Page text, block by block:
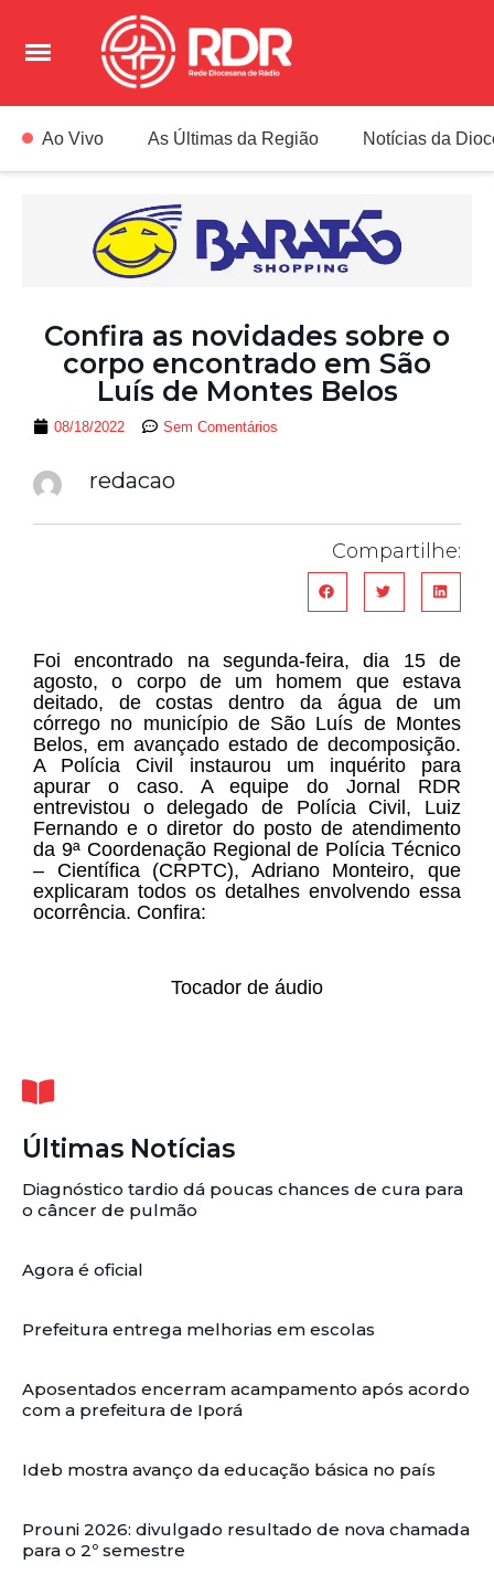
Ao Vivo As Últimas da Região Notícias da
Confira as novidades sobre o
corpo encontrado em São
Luís de Montes Belos
08/18/2022 Sem Comentários
redacao
Compartilhe:
Foi encontrado na segunda-feira, dia 15 de
agosto, o corpo de um homem que estava
deitado, de costas dentro da água de um
córrego no município de São Luís de Montes
Belos, em avançado estado de decomposição.
A Polícia Civil instaurou um inquérito para
apurar o caso. A equipe do Jornal RDR
entrevistou o delegado de Polícia Civil, Luiz
Fernando e o diretor do posto de atendimento
da 9ª Coordenação Regional de Polícia Técnico
– Científica (CRPTC), Adriano Monteiro, que
explicaram todos os detalhes envolvendo essa
ocorrência. Confira:
Tocador de áudio
Últimas Notícias
Diagnóstico tardio dá poucas chances de cura para
o câncer de pulmão
Agora é oficial
Prefeitura entrega melhorias em escolas
Aposentados encerram acampamento após acordo
com a prefeitura de Iporá
Ideb mostra avanço da educação básica no país
Prouni 2026: divulgado resultado de nova chamada
para o 2º semestre